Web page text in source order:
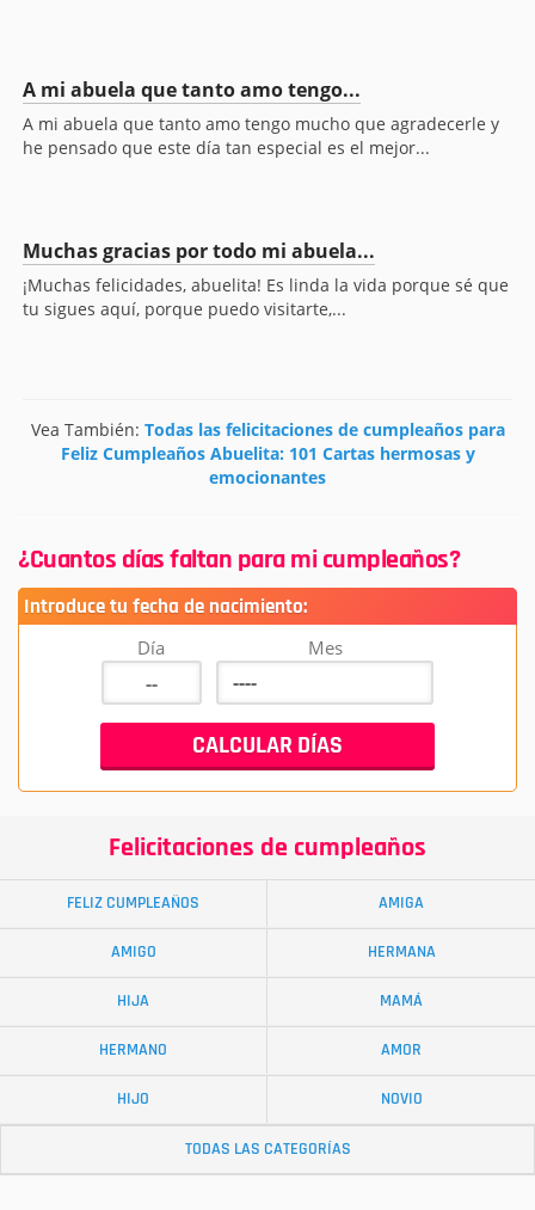
A mi abuela que tanto amo tengo...
A mi abuela que tanto amo tengo mucho que agradecerle y
he pensado que este día tan especial es el mejor...
Muchas gracias por todo mi abuela...
¡Muchas felicidades, abuelita! Es linda la vida porque sé que
tu sigues aquí, porque puedo visitarte,...
Vea También: Todas las felicitaciones de cumpleaños para
Feliz Cumpleaños Abuelita: 101 Cartas hermosas y
emocionantes
¿Cuantos días faltan para mi cumpleaños?
Introduce tu fecha de nacimiento:
Día Mes
Felicitaciones de cumpleaños
FELIZ CUMPLEAÑOS AMIGA
AMIGO HERMANA
HIJA MAMÁ
HERMANO AMOR
HIJO NOVIO
TODAS LAS CATEGORÍAS